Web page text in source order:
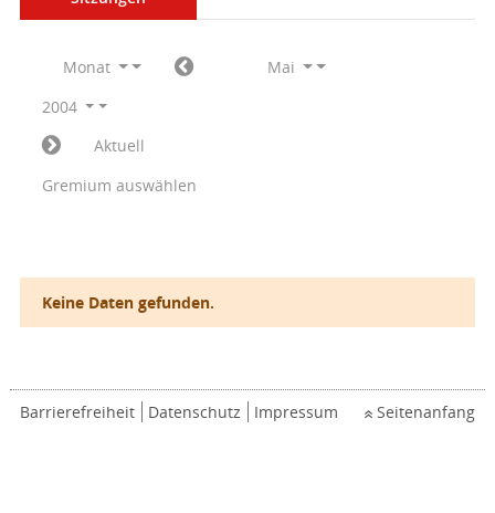
Monat
Mai
2004
Aktuell
Gremium auswählen
Keine Daten gefunden.
Barrierefreiheit Datenschutz Impressum Seitenanfang